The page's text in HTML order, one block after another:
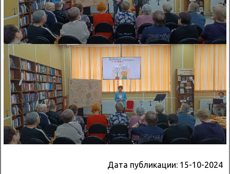
Дата публикации: 15-10-2024